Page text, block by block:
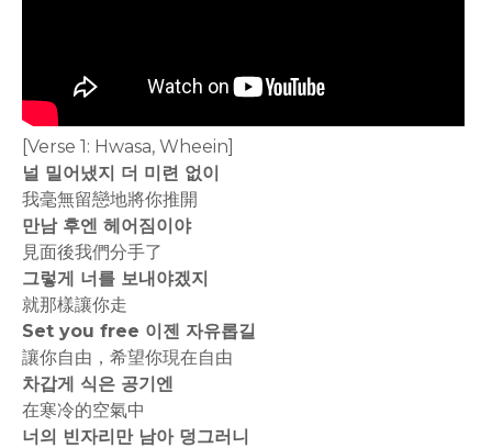
[Verse 1: Hwasa, Wheein]
널 밀어냈지 더 미련 없이
我毫無留戀地將你推開
만남 후엔 헤어짐이야
見面後我們分手了
그렇게 너를 보내야겠지
就那樣讓你走
Set you free 이젠 자유롭길
讓你自由，希望你現在自由
차갑게 식은 공기엔
在寒冷的空氣中
너의 빈자리만 남아 덩그러니